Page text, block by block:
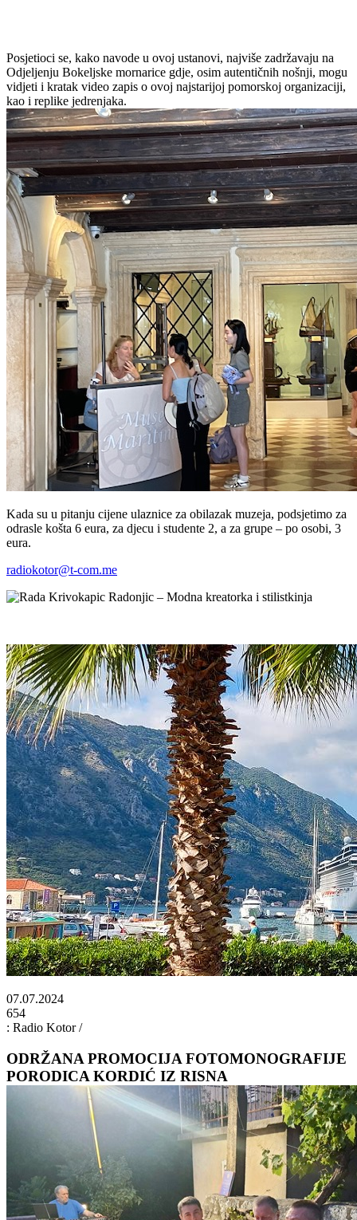
Posjetioci se, kako navode u ovoj ustanovi, najviše zadržavaju na
Odjeljenju Bokeljske mornarice gdje, osim autentičnih nošnji, mogu
vidjeti i kratak video zapis o ovoj najstarijoj pomorskoj organizaciji,
kao i replike jedrenjaka.
Kada su u pitanju cijene ulaznice za obilazak muzeja, podsjetimo za
odrasle košta 6 eura, za djecu i studente 2, a za grupe – po osobi, 3
eura.
radiokotor@t-com.me
07.07.2024
654
: Radio Kotor /
ODRŽANA PROMOCIJA FOTOMONOGRAFIJE
PORODICA KORDIĆ IZ RISNA